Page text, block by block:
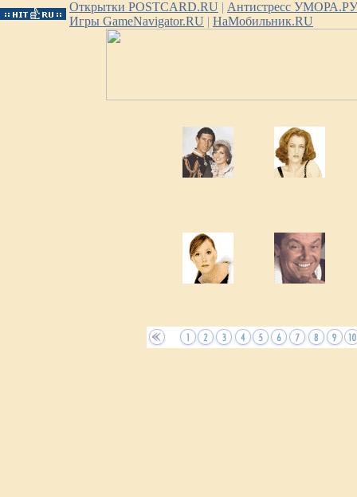
Открытки POSTCARD.RU | Антистресс УМОРА.РУ
Игры GameNavigator.RU | НаМобильник.RU